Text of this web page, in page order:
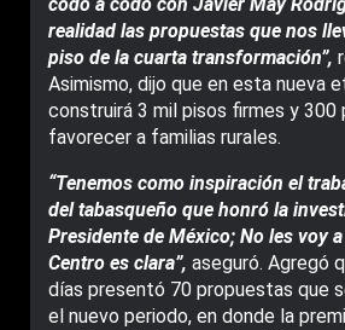
codo a codo con Javier May
realidad las propuestas que nos
piso de la cuarta transformación”,
Asimismo, dijo que en esta nueva
construirá 3 mil pisos firmes y 300
favorecer a familias rurales.
“Tenemos como inspiración el
del tabasqueño que honró la
Presidente de México; No les voy
Centro es clara”, aseguró. Agregó
días presentó 70 propuestas que
el nuevo periodo, en donde la